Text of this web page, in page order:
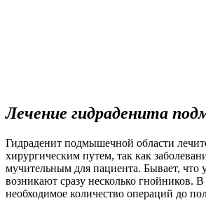
Лечение гидраденита
Гидраденит подмышечной области
хирургическим путем, так как
мучительным для пациента. Бывает, что
возникают сразу несколько гнойников.
необходимое количество операций до